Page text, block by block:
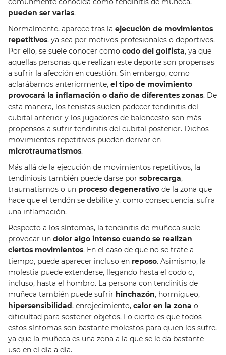
pueden ser varias.
Normalmente, aparece tras la ejecución de movimientos
repetitivos, ya sea por motivos profesionales o deportivos.
Por ello, se suele conocer como codo del golfista, ya que
aquellas personas que realizan este deporte son propensas
a sufrir la afección en cuestión. Sin embargo, como
aclarábamos anteriormente, el tipo de movimiento
provocará la inflamación o daño de diferentes zonas. De
esta manera, los tenistas suelen padecer tendinitis del
cubital anterior y los jugadores de baloncesto son más
propensos a sufrir tendinitis del cubital posterior. Dichos
movimientos repetitivos pueden derivar en
microtraumatismos.
Más allá de la ejecución de movimientos repetitivos, la
tendiniosis también puede darse por sobrecarga,
traumatismos o un proceso degenerativo de la zona que
hace que el tendón se debilite y, como consecuencia, sufra
una inflamación.
Respecto a los síntomas, la tendinitis de muñeca suele
provocar un dolor algo intenso cuando se realizan
ciertos movimientos. En el caso de que no se trate a
tiempo, puede aparecer incluso en reposo. Asimismo, la
molestia puede extenderse, llegando hasta el codo o,
incluso, hasta el hombro. La persona con tendinitis de
muñeca también puede sufrir hinchazón, hormigueo,
hipersensibilidad, enrojecimiento, calor en la zona o
dificultad para sostener objetos. Lo cierto es que todos
estos síntomas son bastante molestos para quien los sufre,
ya que la muñeca es una zona a la que se le da bastante
uso en el día a día.